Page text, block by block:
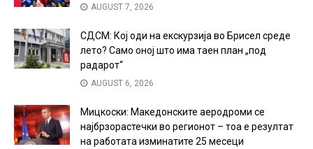
AUGUST 7, 2026
СДСМ: Кој оди на екскурзија во Брисел среде
лето? Само оној што има таен план „под
радарот“
AUGUST 6, 2026
Мицкоски: Македонските аеродроми се
најбрзорастечки во регионот – тоа е резултат
на работата изминатите 25 месеци